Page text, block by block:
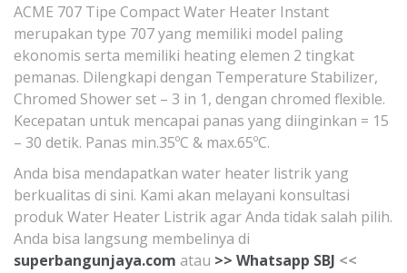
ACME 707 Tipe Compact Water Heater Instant
merupakan type 707 yang memiliki model paling
ekonomis serta memiliki heating elemen 2 tingkat
pemanas. Dilengkapi dengan Temperature Stabilizer,
Chromed Shower set – 3 in 1, dengan chromed flexible.
Kecepatan untuk mencapai panas yang diinginkan = 15
– 30 detik. Panas min.35ºC & max.65ºC.
Anda bisa mendapatkan water heater listrik yang
berkualitas di sini. Kami akan melayani konsultasi
produk Water Heater Listrik agar Anda tidak salah pilih.
Anda bisa langsung membelinya di
superbangunjaya.com atau >> Whatsapp SBJ <<